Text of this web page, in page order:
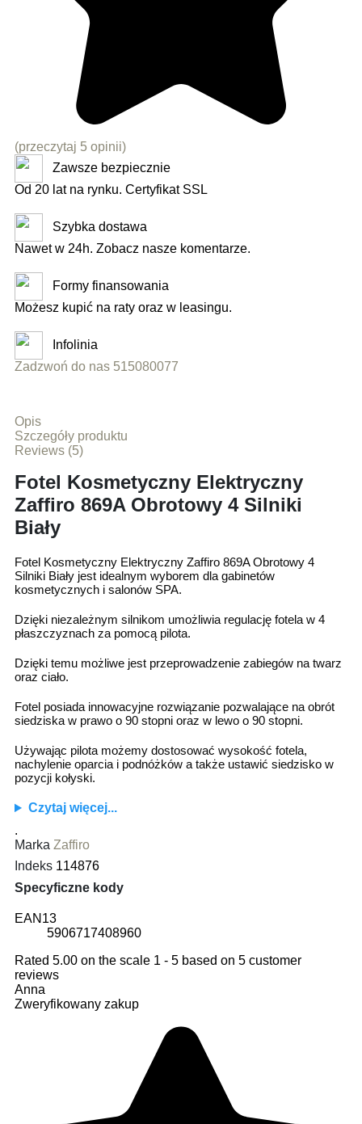
(przeczytaj 5 opinii)
Zawsze bezpiecznie
Od 20 lat na rynku. Certyfikat SSL
Szybka dostawa
Nawet w 24h. Zobacz nasze komentarze.
Formy finansowania
Możesz kupić na raty oraz w leasingu.
Infolinia
Zadzwoń do nas 515080077
Opis
Szczegóły produktu
Reviews (5)
Fotel Kosmetyczny Elektryczny
Zaffiro 869A Obrotowy 4 Silniki
Biały
Fotel Kosmetyczny Elektryczny Zaffiro 869A Obrotowy 4
Silniki Biały jest idealnym wyborem dla gabinetów
kosmetycznych i salonów SPA.
Dzięki niezależnym silnikom umożliwia regulację fotela w 4
płaszczyznach za pomocą pilota.
Dzięki temu możliwe jest przeprowadzenie zabiegów na twarz
oraz ciało.
Fotel posiada innowacyjne rozwiązanie pozwalające na obrót
siedziska w prawo o 90 stopni oraz w lewo o 90 stopni.
Używając pilota możemy dostosować wysokość fotela,
nachylenie oparcia i podnóżków a także ustawić siedzisko w
pozycji kołyski.
Czytaj więcej...
.
Marka Zaffiro
Indeks 114876
Specyficzne kody
EAN13
5906717408960
Rated 5.00 on the scale 1 - 5 based on 5 customer
reviews
Anna
Zweryfikowany zakup